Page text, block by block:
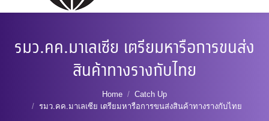
รมว.คค.มาเลเซีย เตรียมหารือการขนส่ง
สินค้าทางรางกับไทย
Home
Catch Up
รมว.คค.มาเลเซีย เตรียมหารือการขนส่งสินค้าทางรางกับไทย